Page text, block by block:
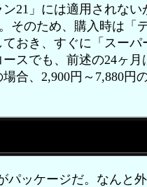
21」には適用されない
そのため、購入時は「
おき、すぐに「スーパ
スでも、前述の24ヶ月
合、2,900円～7,880円
ッケージだ。なんと